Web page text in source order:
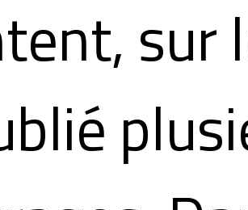
sur